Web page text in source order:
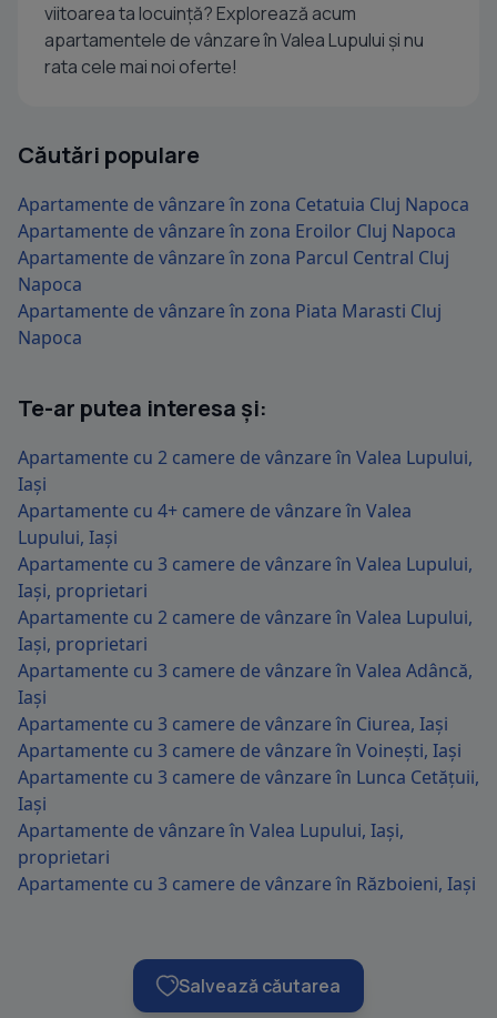
viitoarea ta locuință? Explorează acum
apartamentele de vânzare în Valea Lupului și nu
rata cele mai noi oferte!
Căutări populare
Apartamente de vânzare în zona Cetatuia Cluj Napoca
Apartamente de vânzare în zona Eroilor Cluj Napoca
Apartamente de vânzare în zona Parcul Central Cluj
Napoca
Apartamente de vânzare în zona Piata Marasti Cluj
Napoca
Te-ar putea interesa și:
Apartamente cu 2 camere de vânzare în Valea Lupului,
Iași
Apartamente cu 4+ camere de vânzare în Valea
Lupului, Iași
Apartamente cu 3 camere de vânzare în Valea Lupului,
Iași, proprietari
Apartamente cu 2 camere de vânzare în Valea Lupului,
Iași, proprietari
Apartamente cu 3 camere de vânzare în Valea Adâncă,
Iași
Apartamente cu 3 camere de vânzare în Ciurea, Iași
Apartamente cu 3 camere de vânzare în Voinești, Iași
Apartamente cu 3 camere de vânzare în Lunca Cetățuii,
Iași
Apartamente de vânzare în Valea Lupului, Iași,
proprietari
Apartamente cu 3 camere de vânzare în Războieni, Iași
Salvează căutarea